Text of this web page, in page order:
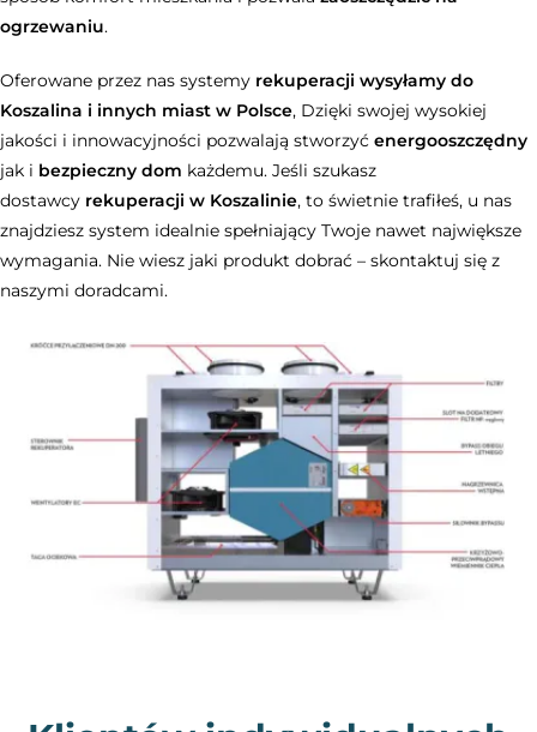
ogrzewaniu.
Oferowane przez nas systemy rekuperacji wysyłamy do
Koszalina i innych miast w Polsce, Dzięki swojej wysokiej
jakości i innowacyjności pozwalają stworzyć energooszczędny
jak i bezpieczny dom każdemu. Jeśli szukasz
dostawcy rekuperacji w Koszalinie, to świetnie trafiłeś, u nas
znajdziesz system idealnie spełniający Twoje nawet największe
wymagania. Nie wiesz jaki produkt dobrać – skontaktuj się z
naszymi doradcami.